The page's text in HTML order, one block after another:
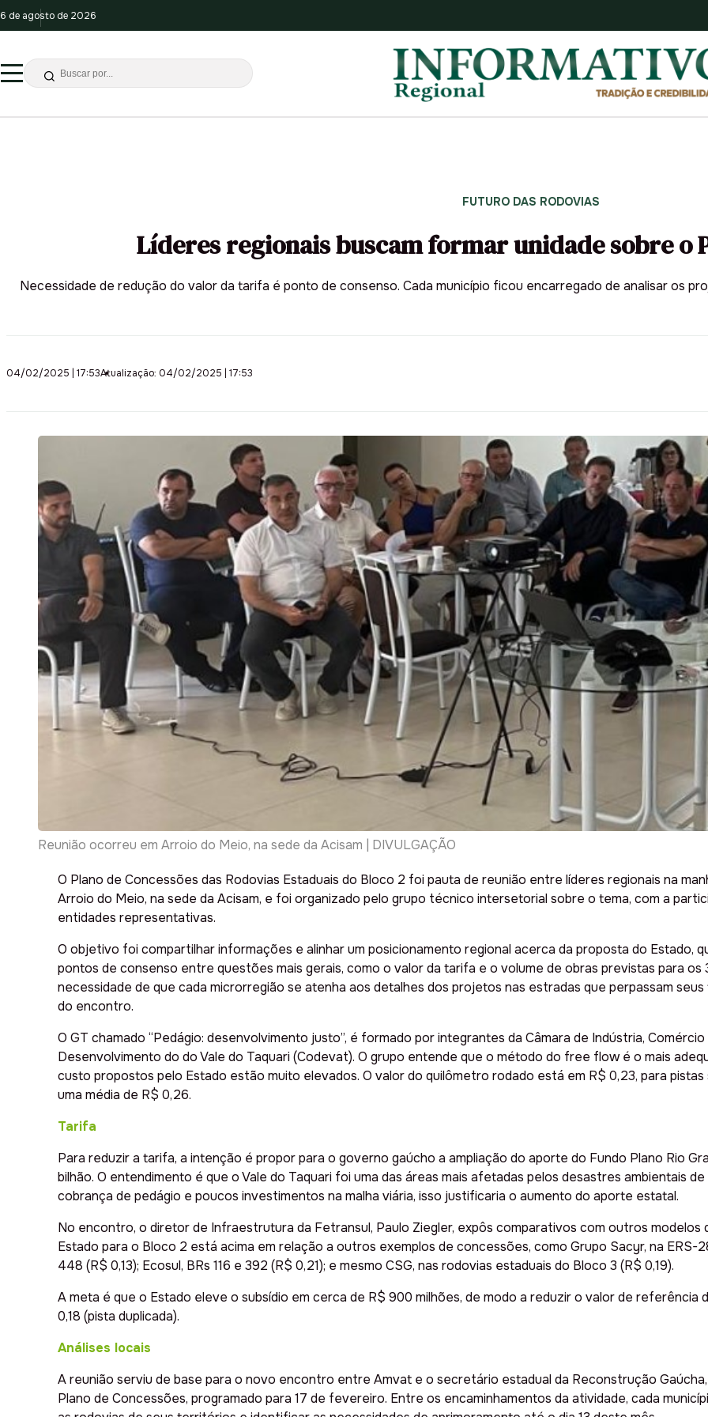
6 de agosto de 2026
FUTURO DAS RODOVIAS
Líderes regionais buscam formar unidade sobre o
Necessidade de redução do valor da tarifa é ponto de consenso. Cada município ficou encarregado de analisar os
04/02/2025 | 17:53Atualização: 04/02/2025 | 17:53
Reunião ocorreu em Arroio do Meio, na sede da Acisam | DIVULGAÇÃO
O Plano de Concessões das Rodovias Estaduais do Bloco 2 foi pauta de reunião entre líderes regionais na
Arroio do Meio, na sede da Acisam, e foi organizado pelo grupo técnico intersetorial sobre o tema, com a
entidades representativas.
O objetivo foi compartilhar informações e alinhar um posicionamento regional acerca da proposta do Estado,
pontos de consenso entre questões mais gerais, como o valor da tarifa e o volume de obras previstas para
necessidade de que cada microrregião se atenha aos detalhes dos projetos nas estradas que perpassam
do encontro.
O GT chamado “Pedágio: desenvolvimento justo”, é formado por integrantes da Câmara de Indústria,
Desenvolvimento do do Vale do Taquari (Codevat). O grupo entende que o método do free flow é o mais
custo propostos pelo Estado estão muito elevados. O valor do quilômetro rodado está em R$ 0,23, para pistas
uma média de R$ 0,26.
Tarifa
Para reduzir a tarifa, a intenção é propor para o governo gaúcho a ampliação do aporte do Fundo Plano Rio
bilhão. O entendimento é que o Vale do Taquari foi uma das áreas mais afetadas pelos desastres ambientais
cobrança de pedágio e poucos investimentos na malha viária, isso justificaria o aumento do aporte estatal.
No encontro, o diretor de Infraestrutura da Fetransul, Paulo Ziegler, expôs comparativos com outros modelos
Estado para o Bloco 2 está acima em relação a outros exemplos de concessões, como Grupo Sacyr, na ERS-
448 (R$ 0,13); Ecosul, BRs 116 e 392 (R$ 0,21); e mesmo CSG, nas rodovias estaduais do Bloco 3 (R$ 0,19).
A meta é que o Estado eleve o subsídio em cerca de R$ 900 milhões, de modo a reduzir o valor de referência
0,18 (pista duplicada).
Análises locais
A reunião serviu de base para o novo encontro entre Amvat e o secretário estadual da Reconstrução
Plano de Concessões, programado para 17 de fevereiro. Entre os encaminhamentos da atividade, cada